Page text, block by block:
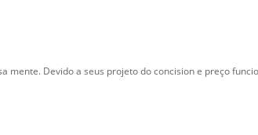
mente. Devido a seus projeto do concision e preço